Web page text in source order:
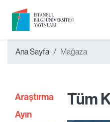
Ana Sayfa Mağaza
Araştırma
Ayın
Tüm